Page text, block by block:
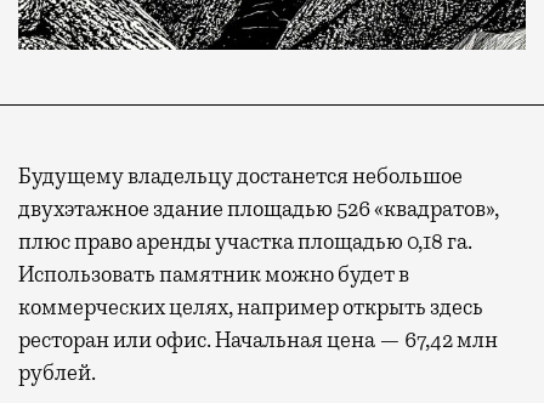
Будущему владельцу достанется небольшое
двухэтажное здание площадью 526 «квадратов»,
плюс право аренды участка площадью 0,18 га.
Использовать памятник можно будет в
коммерческих целях, например открыть здесь
ресторан или офис. Начальная цена — 67,42 млн
рублей.